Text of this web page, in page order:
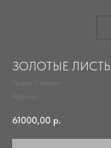
ЗОЛОТЫЕ
61000,00 р.